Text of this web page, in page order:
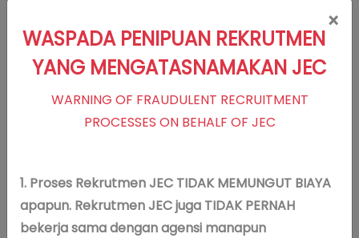
Visi JEC
Optimalisasi penglihatan dan kualitas
hidup
Memberikan pelayanan klinis
berstandar internasional
Memberikan pelayanan yang
×
WASPADA PENIPUAN REKRUTMEN
YANG MENGATASNAMAKAN JEC
WARNING OF FRAUDULENT RECRUITMENT
PROCESSES ON BEHALF OF JEC
1. Proses Rekrutmen JEC TIDAK MEMUNGUT BIAYA
apapun. Rekrutmen JEC juga TIDAK PERNAH
bekerja sama dengan agensi manapun